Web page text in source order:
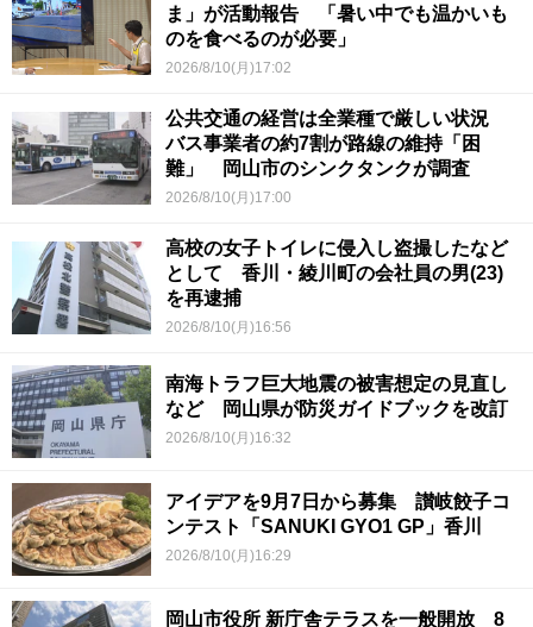
ま」が活動報告 「暑い中でも温かいも
のを食べるのが必要」
2026/8/10(月)17:02
公共交通の経営は全業種で厳しい状況
バス事業者の約7割が路線の維持「困
難」 岡山市のシンクタンクが調査
2026/8/10(月)17:00
高校の女子トイレに侵入し盗撮したなど
として 香川・綾川町の会社員の男(23)
を再逮捕
2026/8/10(月)16:56
南海トラフ巨大地震の被害想定の見直し
など 岡山県が防災ガイドブックを改訂
2026/8/10(月)16:32
アイデアを9月7日から募集 讃岐餃子コ
ンテスト「SANUKI GYO1 GP」香川
2026/8/10(月)16:29
岡山市役所 新庁舎テラスを一般開放 8